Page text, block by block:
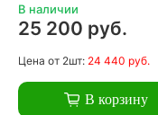
В наличии
25 200 руб.
Цена от 2шт: 24 440 руб.
В корзину